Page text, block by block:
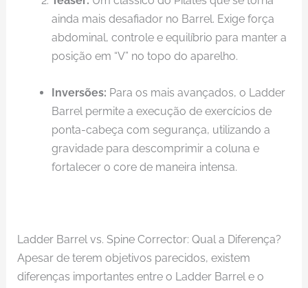
ainda mais desafiador no Barrel. Exige força
abdominal, controle e equilíbrio para manter a
posição em “V” no topo do aparelho.
Inversões: Para os mais avançados, o Ladder
Barrel permite a execução de exercícios de
ponta-cabeça com segurança, utilizando a
gravidade para descomprimir a coluna e
fortalecer o core de maneira intensa.
Ladder Barrel vs. Spine Corrector: Qual a Diferença?
Apesar de terem objetivos parecidos, existem
diferenças importantes entre o Ladder Barrel e o